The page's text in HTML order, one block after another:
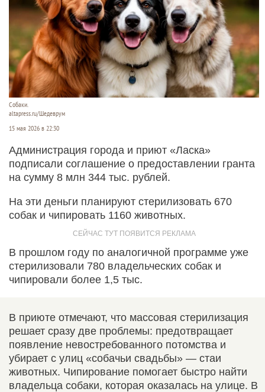
Собаки.
altapress.ru/Шедеврум
15 мая 2026 в 22:30
Администрация города и приют «Ласка»
подписали соглашение о предоставлении гранта
на сумму 8 млн 344 тыс. рублей.
На эти деньги планируют стерилизовать 670
собак и чипировать 1160 животных.
В прошлом году по аналогичной программе уже
стерилизовали 780 владельческих собак и
чипировали более 1,5 тыс.
В приюте отмечают, что массовая стерилизация
решает сразу две проблемы: предотвращает
появление невостребованного потомства и
убирает с улиц «собачьи свадьбы» — стаи
животных. Чипирование помогает быстро найти
владельца собаки, которая оказалась на улице. В